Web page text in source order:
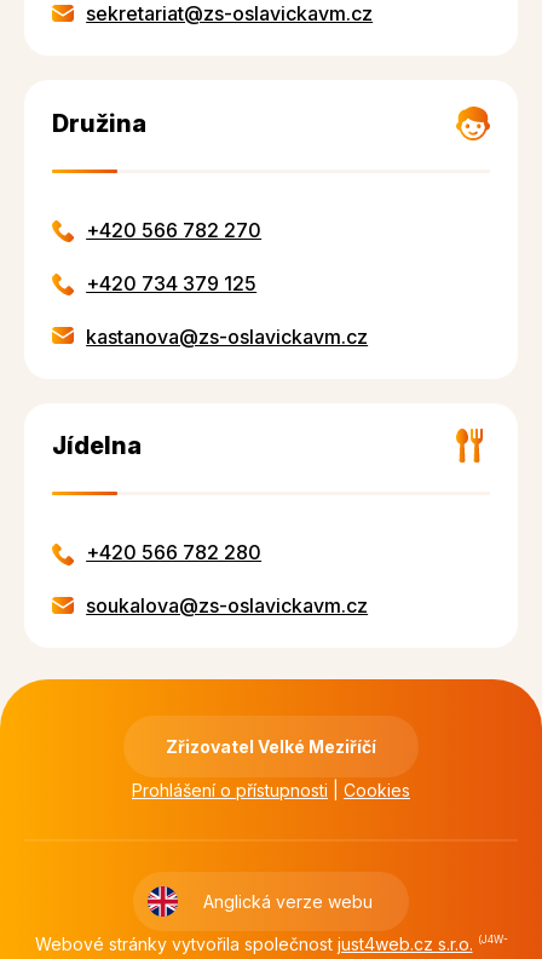
sekretariat@zs-oslavickavm.cz
Družina
+420 566 782 270
+420 734 379 125
kastanova@zs-oslavickavm.cz
Jídelna
+420 566 782 280
soukalova@zs-oslavickavm.cz
Zřizovatel Velké Meziříčí
Prohlášení o přístupnosti Cookies
Anglická verze webu
Webové stránky vytvořila společnost just4web.cz s.r.o. (J4W-